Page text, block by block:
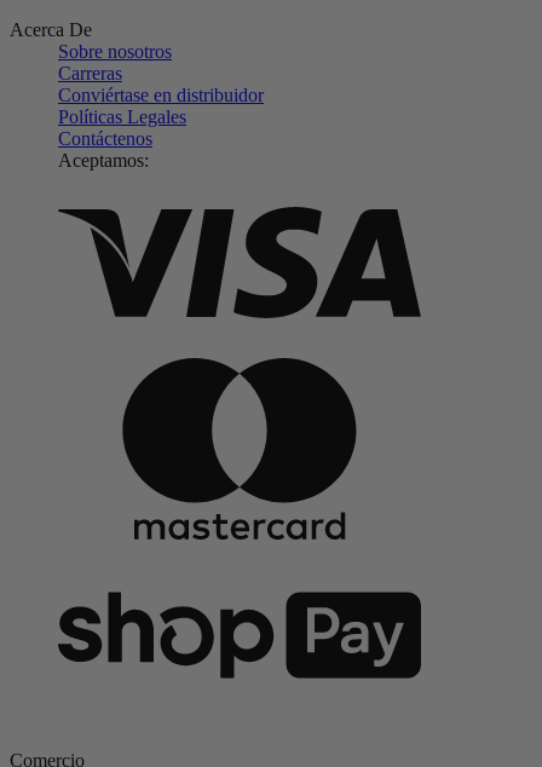
Acerca De
Sobre nosotros
Carreras
Conviértase en distribuidor
Políticas Legales
Contáctenos
Aceptamos:
Comercio